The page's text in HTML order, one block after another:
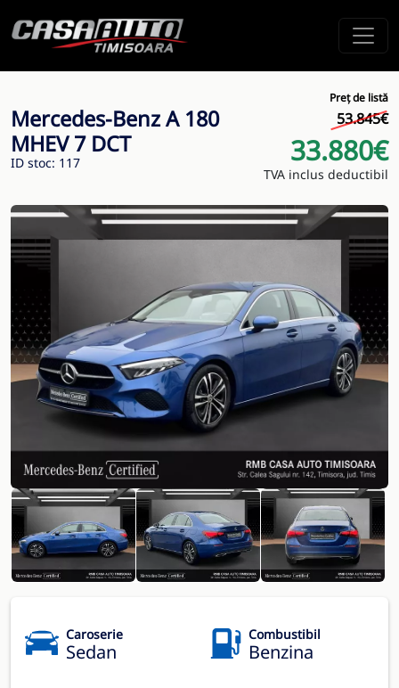
Mercedes-Benz A 180
MHEV 7 DCT
ID stoc: 117
Preț de listă
53.845€
33.880€
TVA inclus deductibil
Caroserie
Sedan
Combustibil
Benzina